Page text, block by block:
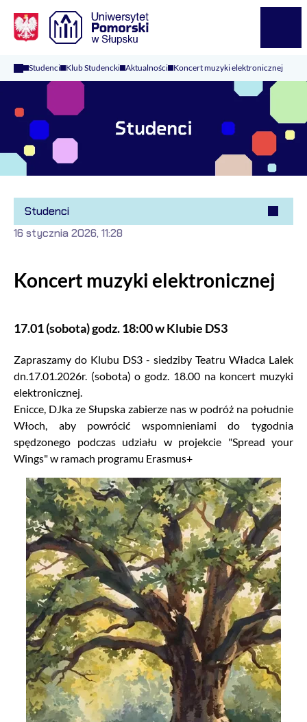
Studenci Klub Studencki Aktualności Koncert muzyki elektronicznej
Studenci
Koncert muzyki elektronicznej
17.01 (sobota) godz. 18:00 w Klubie DS3
16 stycznia 2026, 11:28
Zapraszamy do Klubu DS3 - siedziby Teatru Władca Lalek
dn.17.01.2026r. (sobota) o godz. 18.00 na koncert muzyki
elektronicznej.
Enicce, DJka ze Słupska zabierze nas w podróż na południe
Włoch, aby powrócić wspomnieniami do tygodnia
spędzonego podczas udziału w projekcie "Spread your
Wings" w ramach programu Erasmus+